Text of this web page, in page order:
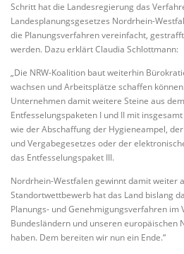
Schritt hat die Landesregierung das
Landesplanungsgesetzes Nordrhein-
die Planungsverfahren vereinfacht,
werden. Dazu erklärt Claudia Schlottmann:
„Die NRW-Koalition baut weiterhin
wachsen und Arbeitsplätze schaffen
Unternehmen damit weitere Steine aus
Entfesselungspaketen I und II mit
wie der Abschaffung der Hygieneampel,
und Vergabegesetzes oder der
das Entfesselungspaket III.
Nordrhein-Westfalen gewinnt damit weiter
Standortwettbewerb hat das Land bislang
Planungs- und Genehmigungsverfahren im
Bundesländern und unseren europäischen
haben. Dem bereiten wir nun ein Ende.“